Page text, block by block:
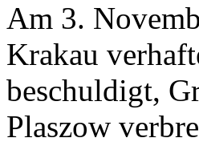
Am 3.
Krakau
beschuldigt,
Plaszow